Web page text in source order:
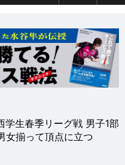
学生春季リーグ戦 男子1部
女揃って頂点に立つ